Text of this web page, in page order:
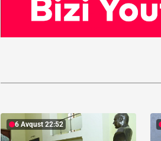
6 Avqust 22:52